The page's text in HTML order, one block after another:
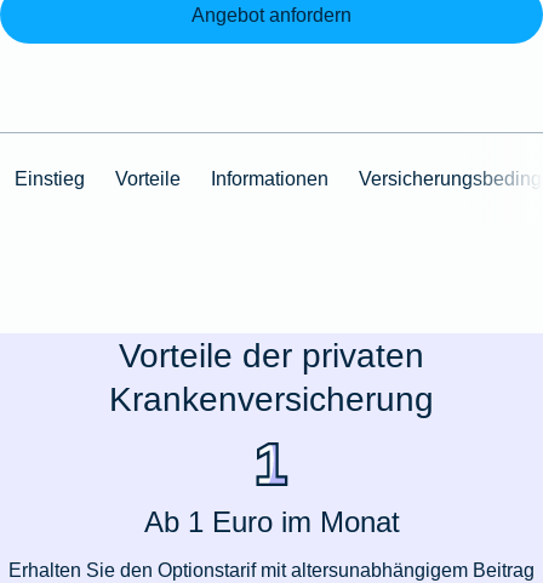
Angebot anfordern
Einstieg Vorteile Informationen
Vorteile der privaten
Krankenversicherung
Ab 1 Euro im Monat
Erhalten Sie den Optionstarif mit altersunabhängigem Beitrag